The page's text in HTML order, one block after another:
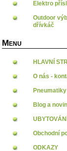
Elektro
Outdoor
dřívkáč
M ENU
HLAVNÍ
O nás -
Pneumatiky
Blog a
Obchodní
ODKAZY